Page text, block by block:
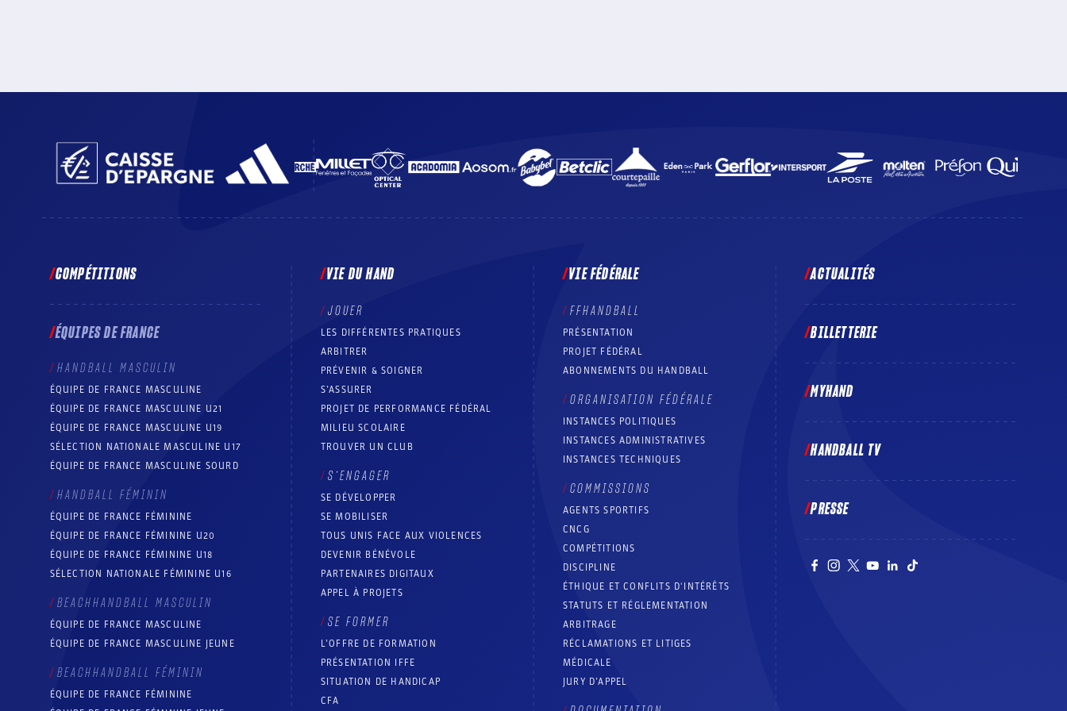
COMPÉTITIONS
ÉQUIPES DE FRANCE
HANDBALL MASCULIN
ÉQUIPE DE FRANCE MASCULINE
ÉQUIPE DE FRANCE MASCULINE U21
ÉQUIPE DE FRANCE MASCULINE U19
SÉLECTION NATIONALE MASCULINE U17
ÉQUIPE DE FRANCE MASCULINE SOURD
HANDBALL FÉMININ
ÉQUIPE DE FRANCE FÉMININE
ÉQUIPE DE FRANCE FÉMININE U20
ÉQUIPE DE FRANCE FÉMININE U18
SÉLECTION NATIONALE FÉMININE U16
BEACHHANDBALL MASCULIN
ÉQUIPE DE FRANCE MASCULINE
ÉQUIPE DE FRANCE MASCULINE JEUNE
BEACHHANDBALL FÉMININ
ÉQUIPE DE FRANCE FÉMININE
VIE DU HAND
JOUER
LES DIFFÉRENTES PRATIQUES
ARBITRER
PRÉVENIR & SOIGNER
S’ASSURER
PROJET DE PERFORMANCE FÉDÉRAL
MILIEU SCOLAIRE
TROUVER UN CLUB
S’ENGAGER
SE DÉVELOPPER
SE MOBILISER
TOUS UNIS FACE AUX VIOLENCES
DEVENIR BÉNÉVOLE
PARTENAIRES DIGITAUX
APPEL À PROJETS
SE FORMER
L’OFFRE DE FORMATION
PRÉSENTATION IFFE
SITUATION DE HANDICAP
CFA
VIE FÉDÉRALE
FFHANDBALL
PRÉSENTATION
PROJET FÉDÉRAL
ABONNEMENTS DU HANDBALL
ORGANISATION FÉDÉRALE
INSTANCES POLITIQUES
INSTANCES ADMINISTRATIVES
INSTANCES TECHNIQUES
COMMISSIONS
AGENTS SPORTIFS
CNCG
COMPÉTITIONS
DISCIPLINE
ÉTHIQUE ET CONFLITS D'INTÉRÊTS
STATUTS ET RÉGLEMENTATION
ARBITRAGE
RÉCLAMATIONS ET LITIGES
MÉDICALE
JURY D’APPEL
ACTUALITÉS
BILLETTERIE
MYHAND
HANDBALL TV
PRESSE